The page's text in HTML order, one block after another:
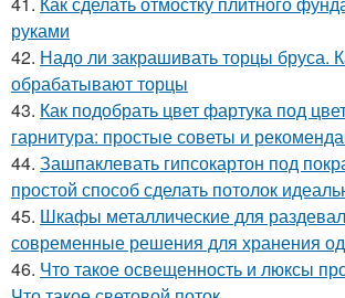
руками
42. Надо ли закрашивать торцы бруса.
обрабатывают торцы
43. Как подобрать цвет фартука под
гарнитура: простые советы и
44. Зашпаклевать гипсокартон под
простой способ сделать потолок
45. Шкафы металлические для
современные решения для хранения
46. Что такое освещенность и люксы